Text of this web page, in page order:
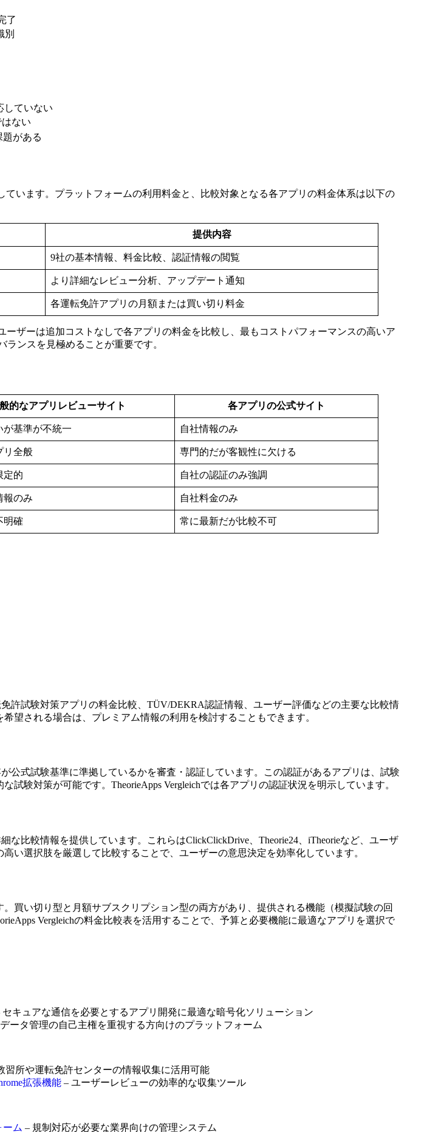
了
別
していない
ない
がある
います。プラットフォームの利用料金と、比較対象となる各アプリの料金体系は以下の
提供内容
9社の基本情報、料金比較、認証情報の閲覧
より詳細なレビュー分析、アップデート通知
各運転免許アプリの月額または買い切り料金
ザーは追加コストなしで各アプリの料金を比較し、最もコストパフォーマンスの高いア
ンスを見極めることが重要です。
的なアプリレビューサイト 各アプリの公式サイト
が基準が不統一 自社情報のみ
リ全般 専門的だが客観性に欠ける
定的 自社の認証のみ強調
報のみ 自社料金のみ
明確 常に最新だが比較不可
許試験対策アプリの料金比較、TÜV/DEKRA認証情報、ユーザー評価などの主要な比較情
望される場合は、プレミアム情報の利用を検討することもできます。
式試験基準に準拠しているかを審査・認証しています。この認証があるアプリは、試験
験対策が可能です。TheorieApps Vergleichでは各アプリの認証状況を明示しています。
な比較情報を提供しています。これらはClickClickDrive、Theorie24、iTheorieなど、ユーザ
い選択肢を厳選して比較することで、ユーザーの意思決定を効率化しています。
買い切り型と月額サブスクリプション型の両方があり、提供される機能（模擬試験の回
Vergleichの料金比較表を活用することで、予算と必要機能に最適なアプリを選択で
セキュアな通信を必要とするアプリ開発に最適な暗号化ソリューション
ータ管理の自己主権を重視する方向けのプラットフォーム
習所や運転免許センターの情報収集に活用可能
拡張機能 – ユーザーレビューの効率的な収集ツール
ーム – 規制対応が必要な業界向けの管理システム